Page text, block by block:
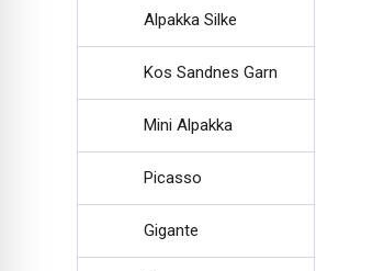
Alpakka Silke
Kos Sandnes Garn
Mini Alpakka
Picasso
Gigante